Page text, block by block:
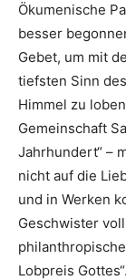
Ökumenische
besser
Gebet, um mit
tiefsten Sinn
Himmel zu
Gemeinschaft
Jahrhundert“ –
nicht auf die
und in Werken
Geschwister
Lobpreis